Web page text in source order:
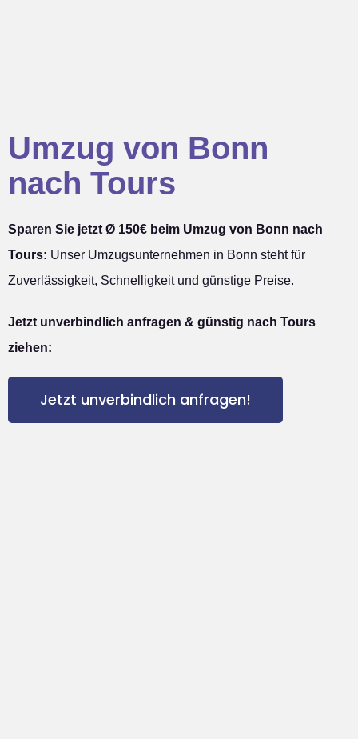
Umzug von Bonn
nach Tours
Sparen Sie jetzt Ø 150€ beim Umzug von Bonn nach
Tours: Unser Umzugsunternehmen in Bonn steht für
Zuverlässigkeit, Schnelligkeit und günstige Preise.
Jetzt unverbindlich anfragen & günstig nach Tours
ziehen:
Jetzt unverbindlich anfragen!